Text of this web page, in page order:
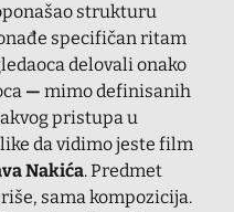
strukturu
specifičan ritam
delovali onako
— mimo definisanih
pristupa u
da vidimo jeste film
Nakića. Predmet
sama kompozicija.